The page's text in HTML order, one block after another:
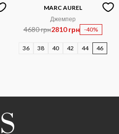
MARC AUREL
Джемпер
4680 грн2810 грн -40%
36 38 40 42 44 46